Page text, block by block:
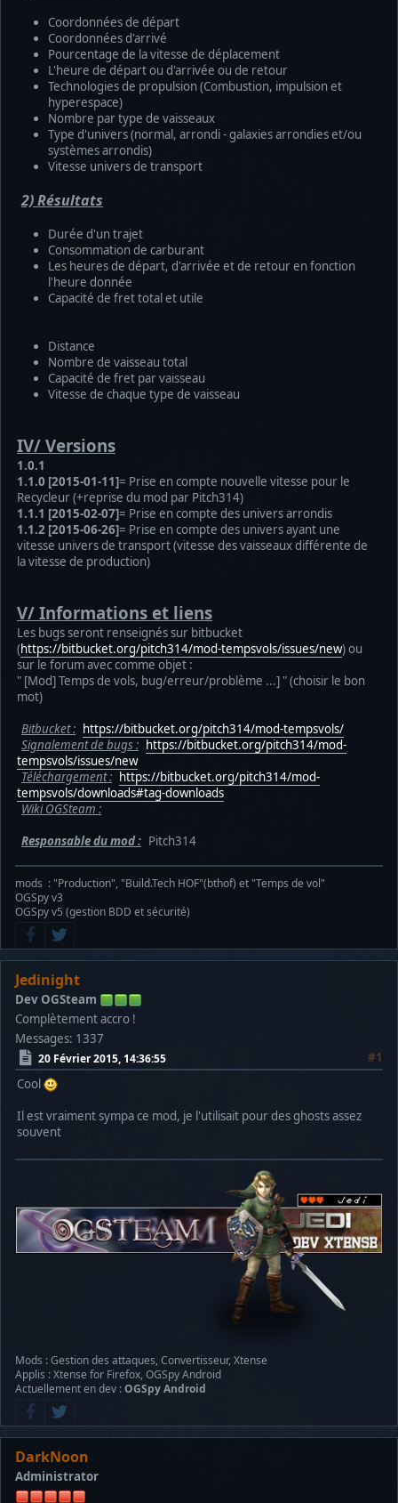
Coordonnées de départ
Coordonnées d'arrivé
Pourcentage de la vitesse de déplacement
L'heure de départ ou d'arrivée ou de retour
Technologies de propulsion (Combustion, impulsion et
hyperespace)
Nombre par type de vaisseaux
Type d'univers (normal, arrondi - galaxies arrondies et/ou
systèmes arrondis)
Vitesse univers de transport
2) Résultats
Durée d'un trajet
Consommation de carburant
Les heures de départ, d'arrivée et de retour en fonction
l'heure donnée
Capacité de fret total et utile
Distance
Nombre de vaisseau total
Capacité de fret par vaisseau
Vitesse de chaque type de vaisseau
IV/ Versions
1.0.1
1.1.0 [2015-01-11]= Prise en compte nouvelle vitesse pour le
Recycleur (+reprise du mod par Pitch314)
1.1.1 [2015-02-07]= Prise en compte des univers arrondis
1.1.2 [2015-06-26]= Prise en compte des univers ayant une
vitesse univers de transport (vitesse des vaisseaux différente de
la vitesse de production)
V/ Informations et liens
Les bugs seront renseignés sur bitbucket
(https://bitbucket.org/pitch314/mod-tempsvols/issues/new) ou
sur le forum avec comme objet :
" [Mod] Temps de vols, bug/erreur/problème ...] " (choisir le bon
mot)
Bitbucket : https://bitbucket.org/pitch314/mod-tempsvols/
Signalement de bugs : https://bitbucket.org/pitch314/mod-
tempsvols/issues/new
Téléchargement : https://bitbucket.org/pitch314/mod-
tempsvols/downloads#tag-downloads
Wiki OGSteam :
Responsable du mod : Pitch314
mods : "Production", "Build.Tech HOF"(bthof) et "Temps de vol"
OGSpy v3
OGSpy v5 (gestion BDD et sécurité)
Jedinight
Dev OGSteam
Complètement accro !
Messages: 1337
20 Février 2015, 14:36:55
#1
Cool
Il est vraiment sympa ce mod, je l'utilisait pour des ghosts assez
souvent
Mods : Gestion des attaques, Convertisseur, Xtense
Applis : Xtense for Firefox, OGSpy Android
Actuellement en dev :OGSpy Android
DarkNoon
Administrator